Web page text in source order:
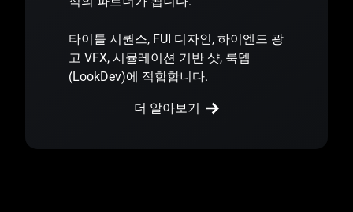
타이틀 시퀀스, FUI 디자인, 하이엔드 광
고 VFX, 시뮬레이션 기반 샷, 룩뎁
(LookDev)에 적합합니다.
더 알아보기